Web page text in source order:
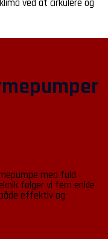
ved at cirkulere og
med fuld
følger vi fem enkle
effektiv og